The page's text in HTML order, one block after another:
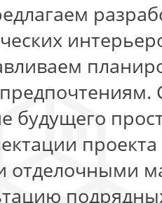
будущего
отделочными